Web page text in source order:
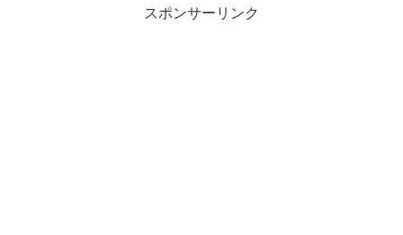
スポンサーリンク